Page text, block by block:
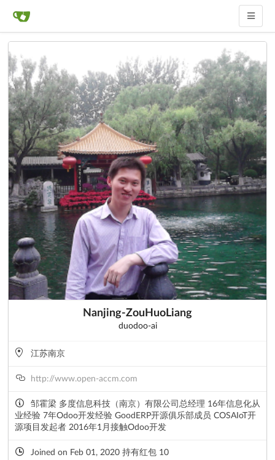
Nanjing-ZouHuoLiang
duodoo-ai
江苏南京
http://www.open-accm.com
邹霍梁 多度信息科技（南京）有限公司总经理 16年信息化从
业经验 7年Odoo开发经验 GoodERP开源俱乐部成员 COSAIoT开
源项目发起者 2016年1月接触Odoo开发
Joined on Feb 01, 2020 持有红包 10